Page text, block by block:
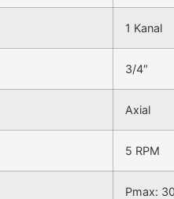
1 Kanal
3/4″
Axial
5 RPM
Pmax: